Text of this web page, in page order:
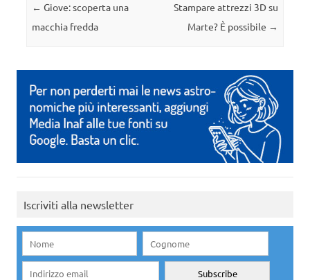
Navigazione articolo
← Giove: scoperta una
macchia fredda
Stampare attrezzi 3D su
Marte? È possibile →
Iscriviti alla newsletter